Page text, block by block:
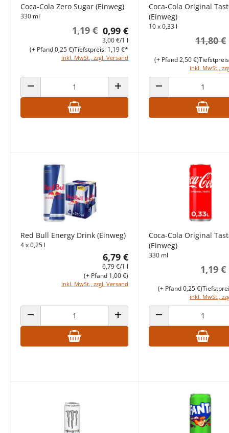
Coca-Cola Zero Sugar (Einweg)
330 ml
0,99 €
1,19 €
3,00 €/1 l
inkl. MwSt., zzgl. Versand
(+ Pfand 0,25 €)Tiefstpreis: 1,19 €*
ANZAHL VERRINGERN ANZAHL ERHÖHEN
Coca-Cola Original
(Einweg)
10 x 0,33 l
11,80 €
inkl. MwSt.,
(+ Pfand 2,50 €)
ANZAHL VERRINGERN
Red Bull Energy Drink (Einweg)
4 x 0,25 l
6,79 €
6,79 €/1 l
inkl. MwSt., zzgl. Versand
(+ Pfand 1,00 €)
ANZAHL VERRINGERN ANZAHL ERHÖHEN
Coca-Cola Original
(Einweg)
330 ml
1,19 €
inkl. MwSt.,
(+ Pfand 0,25 €)
ANZAHL VERRINGERN